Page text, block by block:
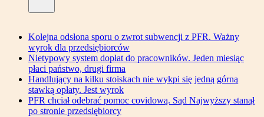
Kolejna odsłona sporu o zwrot subwencji z PFR. Ważny
wyrok dla przedsiębiorców
Nietypowy system dopłat do pracowników. Jeden miesiąc
płaci państwo, drugi firma
Handlujący na kilku stoiskach nie wykpi się jedną górną
stawką opłaty. Jest wyrok
PFR chciał odebrać pomoc covidową. Sąd Najwyższy stanął
po stronie przedsiębiorcy